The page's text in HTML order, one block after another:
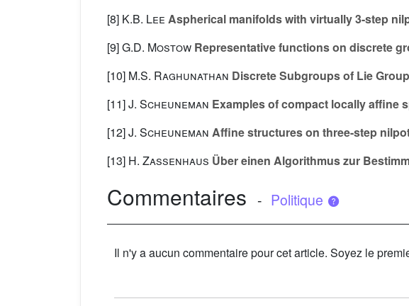
[8] K.B. Lee Aspherical manifolds with virtually 3-step
[9]G.D. Mostow Representative functions on discrete
[10] M.S. Raghunathan Discrete Subgroups of Lie
[11]J. Scheuneman Examples of compact locally affine
[12]J. Scheuneman Affine structures on three-step
[13] H. Zassenhaus Über einen Algorithmus zur
Commentaires - Politique
Il n'y a aucun commentaire pour cet article. Soyez le